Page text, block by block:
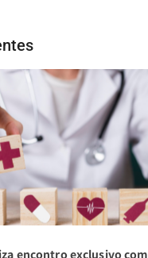
encontro exclusivo com